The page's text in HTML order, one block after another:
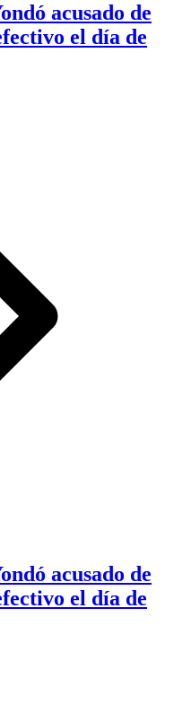
acusado de
el día de
acusado de
el día de